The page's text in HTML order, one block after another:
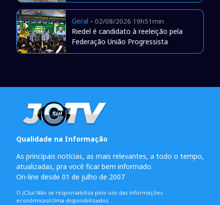
Geral - 02/08/2026 19h51min
Riedel é candidato à reeleição pela
Federação União Progressista
Qualidade na Informação
As principais notícias, as mais relevantes, a todo o tempo,
atualizadas, pra você ficar bem informado.
On-line desde 01 de julho de 2007
O JCSul Não se responsabiliza pelo uso das informações
econômicas/clima disponibilizados.